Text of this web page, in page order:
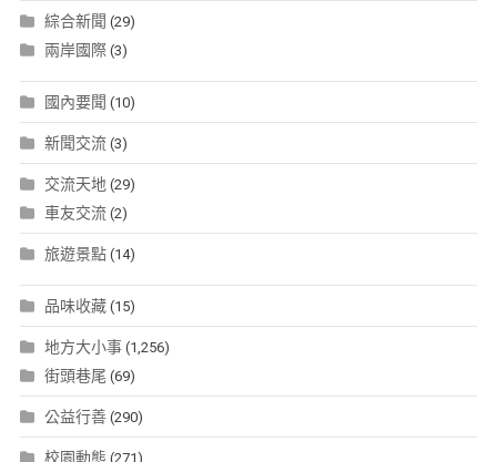
綜合新聞 (29)
兩岸國際(3)
國內要聞 (10)
新聞交流(3)
交流天地 (29)
車友交流(2)
旅遊景點(14)
品味收藏(15)
地方大小事(1,256)
街頭巷尾 (69)
公益行善(290)
校園動態 (271)